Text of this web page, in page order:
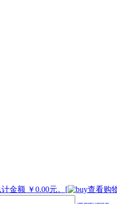
金额 ￥0.00元。 [
查看购